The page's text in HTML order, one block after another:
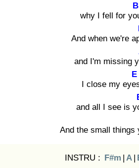
why I fell for
B
And when we're
and I'm missing
I close my
E
and all I see is
And the small things
INSTRU : F#m | A |